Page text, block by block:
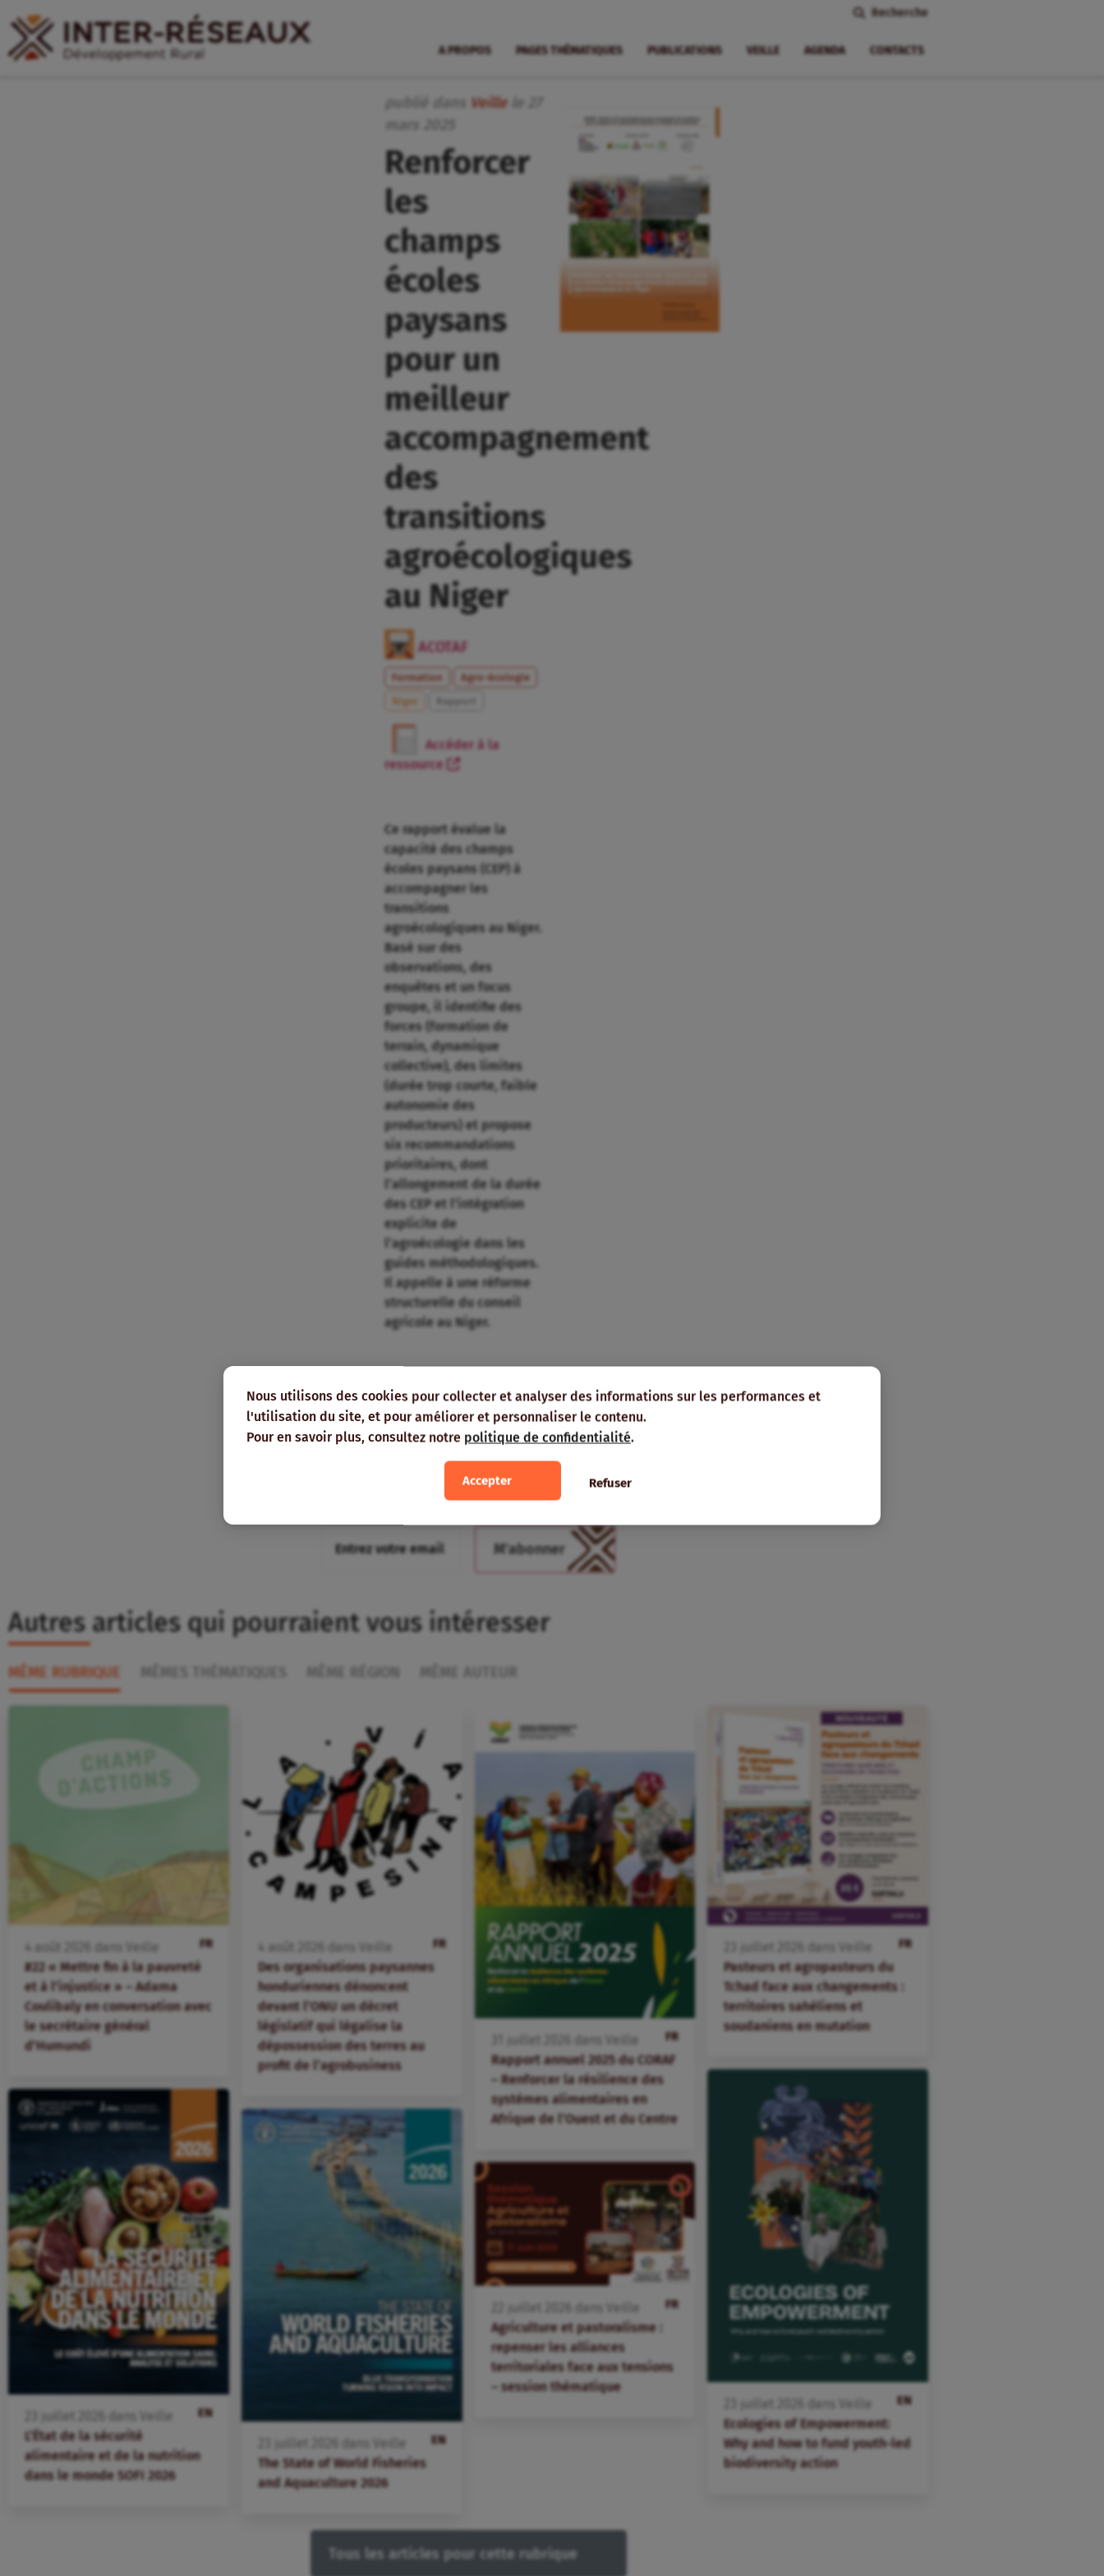
Nous utilisons des cookies pour collecter et analyser des informations sur les performances et
l'utilisation du site, et pour améliorer et personnaliser le contenu.
Pour en savoir plus, consultez notre politique de confidentialité.
Accepter Refuser
Recherche
A PROPOS PAGES THÉMATIQUES PUBLICATIONS VEILLE AGENDA CONTACTS
publié dans Veille le
mars
Renforcer
les
champs
écoles
paysans
pour un
meilleur
accompagnement
des
transitions
agroécologiques
au Niger
ACOTAF
Formation
Agro-écologie
Niger
Accéder à la
ressource
Ce rapport évalue la
capacité des champs
écoles paysans (CEP) à
accompagner les
transitions
agroécologiques au Niger.
Basé sur des
observations, des
enquêtes et un focus
groupe, il identifie des
forces (formation de
terrain, dynamique
collective), des limites
(durée trop courte, faible
autonomie des
producteurs) et propose
six recommandations
prioritaires, dont
l’allongement de la durée
des CEP et l’intégration
explicite de
l’agroécologie dans les
guides méthodologiques.
Il appelle à une réforme
structurelle du conseil
agricole au Niger.
Restez informé⸱e !
Abonnez-vous à nos publications et bulletins
pour les recevoir directement dans votre boîte
Autres articles qui pourraient vous intéresser
MÊME RUBRIQUE MÊMES THÉMATIQUES MÊME RÉGION MÊME AUTEUR
FR
août dans
Veille
#22 « Mettre fin à la pauvreté
et à l’injustice » – Adama
Coulibaly en conversation avec
le secrétaire général
d’Humundi
FR
août dans
Veille
Des organisations paysannes
honduriennes dénoncent
devant l’ONU un décret
législatif qui légalise la
dépossession des terres au
profit de l’agrobusiness
FR
juillet dans
Veille
Rapport annuel 2025 du CORAF
– Renforcer la résilience des
systèmes alimentaires en
Afrique de l’Ouest et du Centre
FR
juillet dans
Veille
Pasteurs et agropasteurs du
Tchad face aux changements :
territoires sahéliens et
soudaniens en mutation
EN
juillet dans
Veille
Ecologies of Empowerment:
Why and how to fund youth-led
biodiversity action
EN
juillet dans
Veille
L’État de la sécurité
alimentaire et de la nutrition
dans le monde SOFI 2026
EN
juillet dans
Veille
The State of World Fisheries
and Aquaculture 2026
FR
juillet dans
Veille
Agriculture et pastoralisme :
repenser les alliances
territoriales face aux tensions
– session thématique
Tous les articles pour cette rubrique